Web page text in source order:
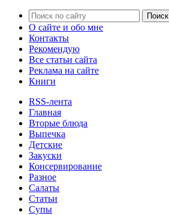
О сайте и обо мне
Контакты
Рекомендую
Все статьи сайта
Реклама на сайте
Книги
RSS-лента
Главная
Вторые блюда
Выпечка
Детские
Закуски
Консервирование
Разное
Салаты
Статьи
Супы